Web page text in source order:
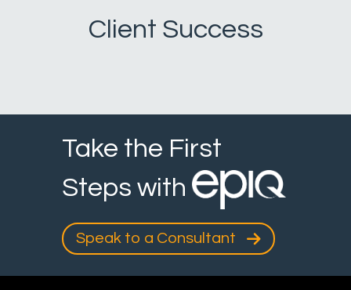
Client Success
Take the First
Steps with
Speak to a Consultant